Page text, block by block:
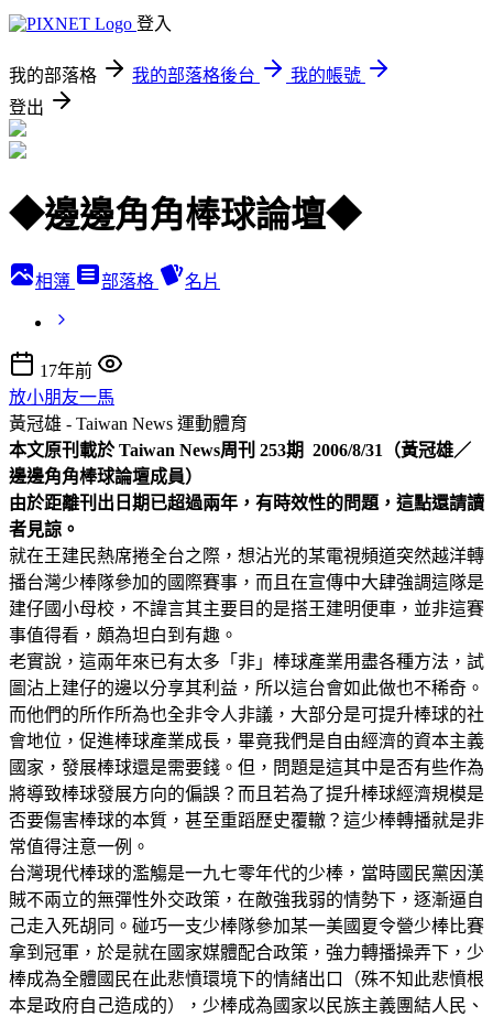
登入
我的部落格 我的部落格後台
我的帳號
登出
◆邊邊角角棒球論壇◆
相簿 部落格 名片
17年前
放小朋友一馬
黃冠雄 - Taiwan News 運動體育
本文原刊載於 Taiwan News周刊 253期 2006/8/31（黃冠雄／
邊邊角角棒球論壇成員）
由於距離刊出日期已超過兩年，有時效性的問題，這點還請讀
者見諒。
就在王建民熱席捲全台之際，想沾光的某電視頻道突然越洋轉
播台灣少棒隊參加的國際賽事，而且在宣傳中大肆強調這隊是
建仔國小母校，不諱言其主要目的是搭王建明便車，並非這賽
事值得看，頗為坦白到有趣。
老實說，這兩年來已有太多「非」棒球產業用盡各種方法，試
圖沾上建仔的邊以分享其利益，所以這台會如此做也不稀奇。
而他們的所作所為也全非令人非議，大部分是可提升棒球的社
會地位，促進棒球產業成長，畢竟我們是自由經濟的資本主義
國家，發展棒球還是需要錢。但，問題是這其中是否有些作為
將導致棒球發展方向的偏誤？而且若為了提升棒球經濟規模是
否要傷害棒球的本質，甚至重蹈歷史覆轍？這少棒轉播就是非
常值得注意一例。
台灣現代棒球的濫觴是一九七零年代的少棒，當時國民黨因漢
賊不兩立的無彈性外交政策，在敵強我弱的情勢下，逐漸逼自
己走入死胡同。碰巧一支少棒隊參加某一美國夏令營少棒比賽
拿到冠軍，於是就在國家媒體配合政策，強力轉播操弄下，少
棒成為全體國民在此悲憤環境下的情緒出口（殊不知此悲憤根
本是政府自己造成的），少棒成為國家以民族主義團結人民、